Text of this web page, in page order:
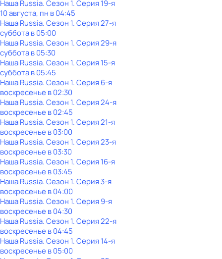
Наша Russia. Сезон 1. Серия 19-я
10 августа, пн в 04:45
Наша Russia. Сезон 1. Серия 27-я
субботав05:00
Наша Russia. Сезон 1. Серия 29-я
субботав05:30
Наша Russia. Сезон 1. Серия 15-я
субботав05:45
Наша Russia. Сезон 1. Серия 6-я
воскресенье в02:30
Наша Russia. Сезон 1. Серия 24-я
воскресенье в02:45
Наша Russia. Сезон 1. Серия 21-я
воскресенье в03:00
Наша Russia. Сезон 1. Серия 23-я
воскресенье в03:30
Наша Russia. Сезон 1. Серия 16-я
воскресенье в03:45
Наша Russia. Сезон 1. Серия 3-я
воскресенье в04:00
Наша Russia. Сезон 1. Серия 9-я
воскресенье в04:30
Наша Russia. Сезон 1. Серия 22-я
воскресенье в04:45
Наша Russia. Сезон 1. Серия 14-я
воскресенье в05:00